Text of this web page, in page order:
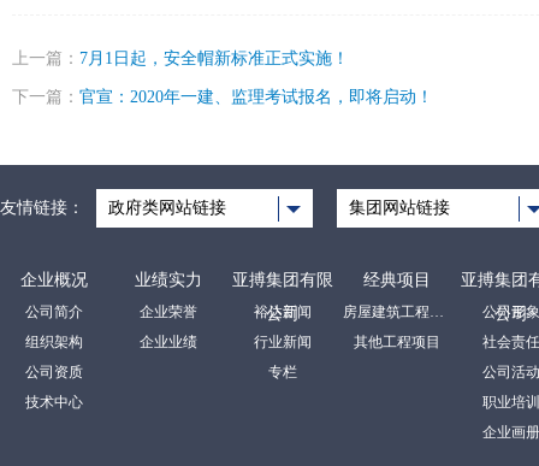
上一篇： 7月1日起，安全帽新标准正式实施！
下一篇： 官宣：2020年一建、监理考试报名，即将启动！
友情链接： 政府类网站链接 集团网站链接
企业概况
公司简介
组织架构
公司资质
技术中心
业绩实力
企业荣誉
企业业绩
亚搏集团有限
公司
裕达新闻
行业新闻
专栏
经典项目
房屋建筑工程项目
其他工程项目
亚搏集团
公司
公司形象
社会责任
公司活动
职业培训
企业画册